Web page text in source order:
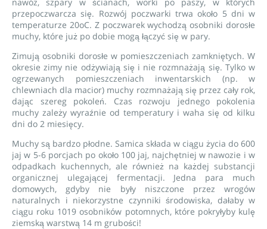
przepoczwarcza się. Rozwój poczwarki trwa około 5 dni w
temperaturze 20oC. Z poczwarek wychodzą osobniki dorosłe
muchy, które już po dobie mogą łączyć się w pary.
Zimują osobniki dorosłe w pomieszczeniach zamkniętych. W
okresie zimy nie odżywiają się i nie rozmnażają się. Tylko w
ogrzewanych pomieszczeniach inwentarskich (np. w
chlewniach dla macior) muchy rozmnażają się przez cały rok,
dając szereg pokoleń. Czas rozwoju jednego pokolenia
muchy zależy wyraźnie od temperatury i waha się od kilku
dni do 2 miesięcy.
Muchy są bardzo płodne. Samica składa w ciągu życia do 600
jaj w 5-6 porcjach po około 100 jaj, najchętniej w nawozie i w
odpadkach kuchennych, ale również na każdej substancji
organicznej ulegającej fermentacji. Jedna para much
domowych, gdyby nie były niszczone przez wrogów
naturalnych i niekorzystne czynniki środowiska, dałaby w
ciągu roku 1019 osobników potomnych, które pokryłyby kulę
ziemską warstwą 14 m grubości!